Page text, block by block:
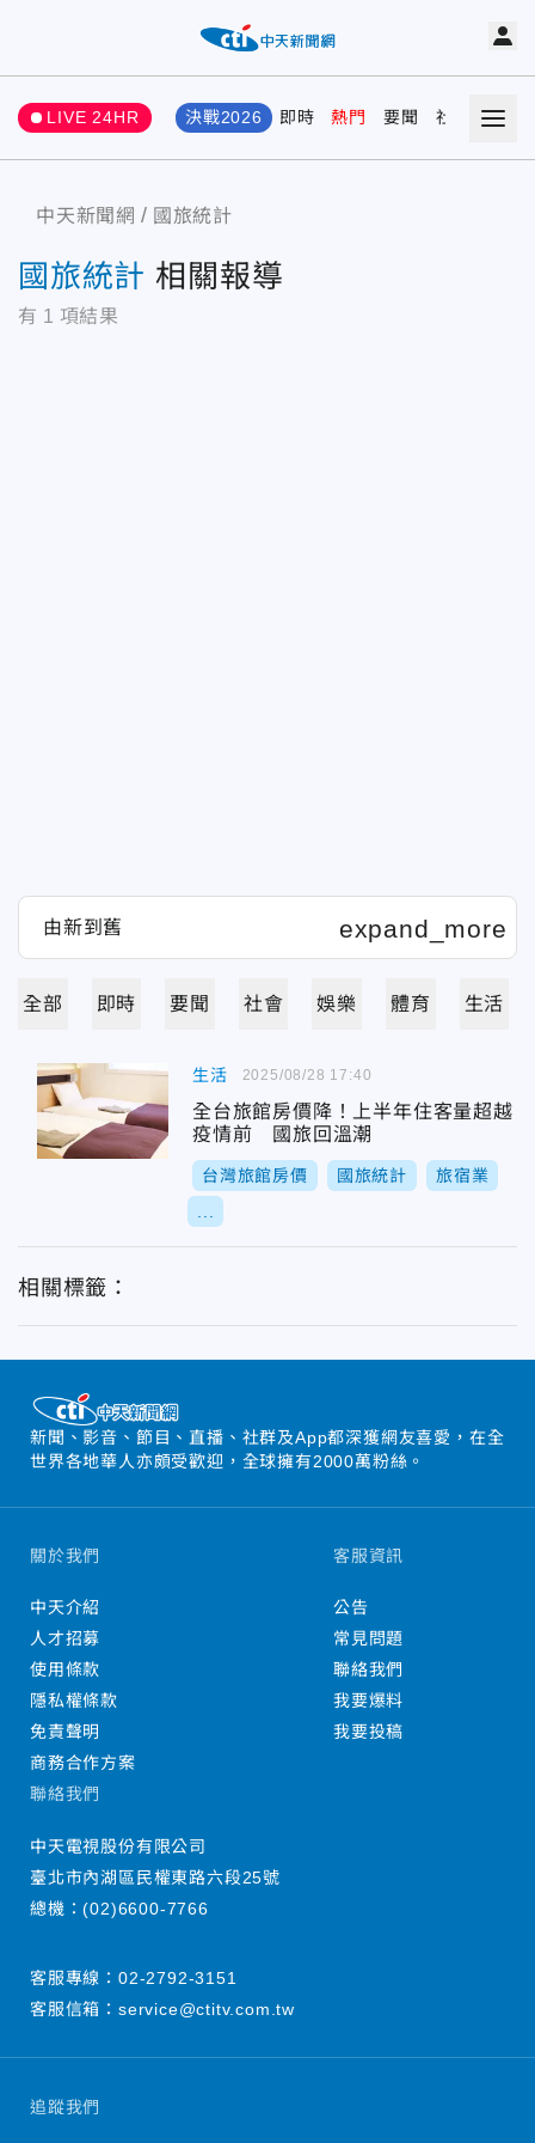
LIVE 24HR 決戰2026 即時 熱門 要聞 社會 娛樂
中天新聞網 國旅統計
國旅統計 相關報導
有 1 項結果
全部 即時 要聞 社會 娛樂 體育 生活
生活
全台旅館房價降！上半年住客量超越
疫情前 國旅回溫潮
台灣旅館房價 國旅統計 旅宿業
2025/08/28 17:40
相關標籤：
新聞、影音、節目、直播、社群及App都深獲網友喜愛，在全
世界各地華人亦頗受歡迎，全球擁有2000萬粉絲。
追蹤我們
關於我們
中天介紹
人才招募
使用條款
隱私權條款
免責聲明
商務合作方案
客服資訊
公告
常見問題
聯絡我們
我要爆料
我要投稿
聯絡我們
中天電視股份有限公司
臺北市內湖區民權東路六段25號
總機：(02)6600-7766
客服專線： 02-2792-3151
客服信箱： service@ctitv.com.tw